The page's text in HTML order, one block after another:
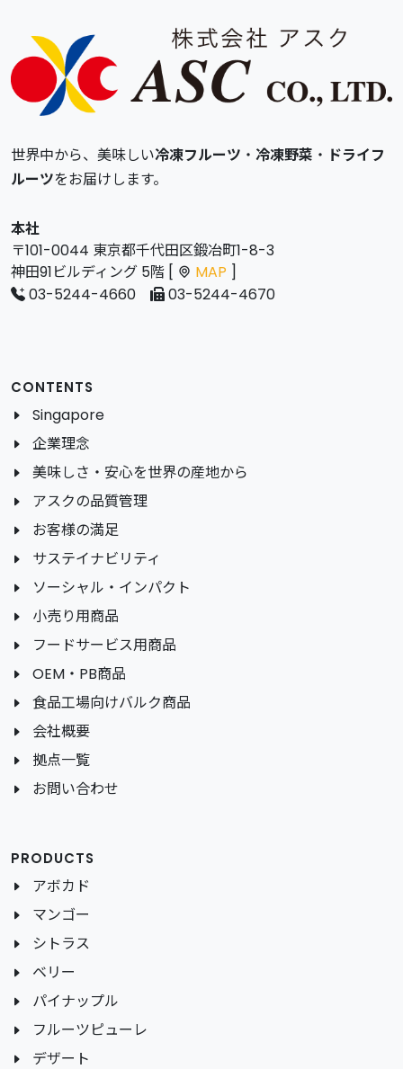
世界中から、美味しい冷凍フルーツ ・ 冷凍野菜 ・ ドライフ
ルーツをお届けします。
本社
〒101-0044 東京都千代田区鍛冶町1-8-3
神田91ビルディング 5階 [
MAP ]
03-5244-4660
03-5244-4670
CONTENTS
Singapore
企業理念
美味しさ・安心を世界の産地から
アスクの品質管理
お客様の満足
サステイナビリティ
ソーシャル・インパクト
小売り用商品
フードサービス用商品
OEM・PB商品
食品工場向けバルク商品
会社概要
拠点一覧
お問い合わせ
PRODUCTS
アボカド
マンゴー
シトラス
ベリー
パイナップル
フルーツピューレ
デザート